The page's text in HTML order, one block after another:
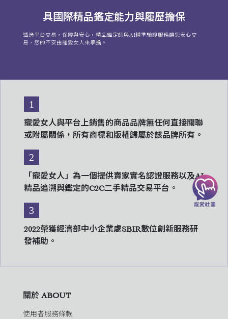
具國際精品鑑定能力與履歷擔保
透過平台交易，保障與安心，精品鑑定師與AI精準驗證服務讓您安心交
易，您的不安由寵愛女人來承擔。
1
寵愛女人與平台上銷售的商品品牌無任何直接關聯
或附屬關係，所有商標和版權歸屬於該品牌所有。
2
「寵愛女人」為一個提供賣家實名認證服務以及AI
精品追溯與鑑定的C2C二手精品交易平台。
3
2022榮獲經濟部中小企業處SBIR數位創新服務研
發補助。
關於 ABOUT
使用者服務條款